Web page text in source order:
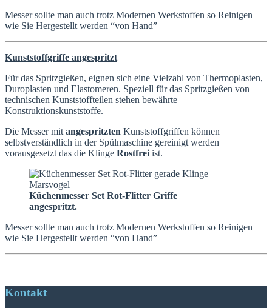
Messer sollte man auch trotz Modernen Werkstoffen so Reinigen
wie Sie Hergestellt werden “von Hand”
Kunststoffgriffe angespritzt
Für das Spritzgießen, eignen sich eine Vielzahl von Thermoplasten,
Duroplasten und Elastomeren. Speziell für das Spritzgießen von
technischen Kunststoffteilen stehen bewährte
Konstruktionskunststoffe.
Die Messer mit angespritzten Kunststoffgriffen können
selbstverständlich in der Spülmaschine gereinigt werden
vorausgesetzt das die Klinge Rostfrei ist.
Küchenmesser Set Rot-Flitter Griffe
angespritzt.
Messer sollte man auch trotz Modernen Werkstoffen so Reinigen
wie Sie Hergestellt werden “von Hand”
Kontakt